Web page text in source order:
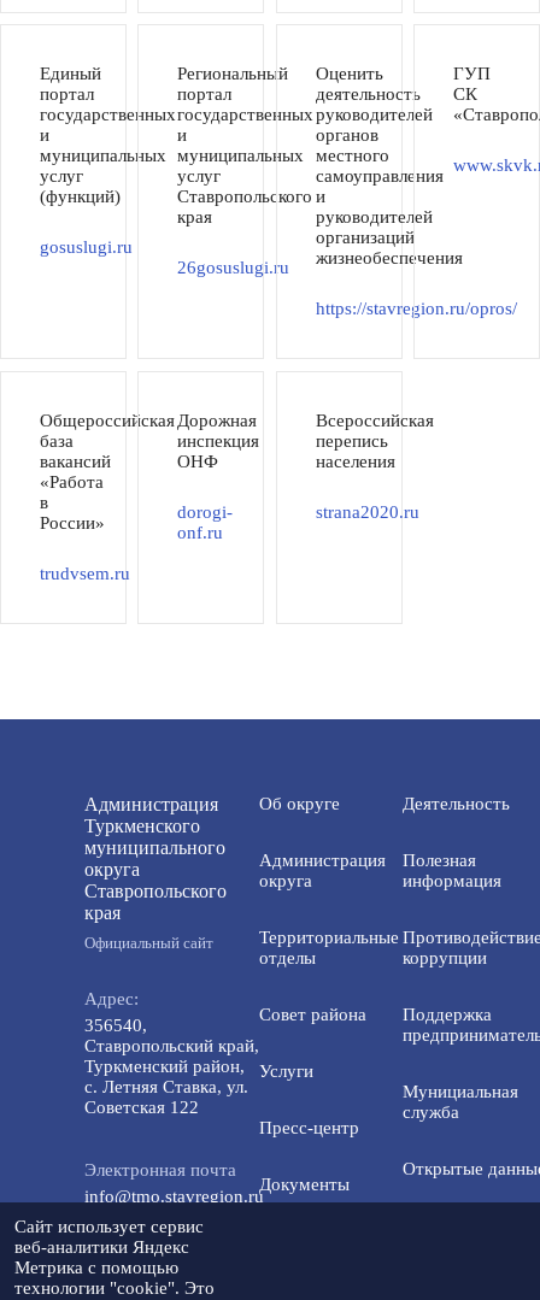
Единый
портал
государственных
и
муниципальных
услуг
(функций)
gosuslugi.ru
Региональный
портал
государственных
и
муниципальных
услуг
Ставропольского
края
26gosuslugi.ru
Оценить
деятельность
руководителей
органов
местного
самоуправления
и
руководителей
организаций
жизнеобеспечения
https://stavregion.ru/opros/
ГУП
СК
Общероссийская
база
вакансий
«Работа
в
России»
trudvsem.ru
Дорожная
инспекция
ОНФ
dorogi-
onf.ru
Всероссийская
перепись
населения
strana2020.ru
Администрация
Туркменского
муниципального
округа
Ставропольского
края
Официальный сайт
Адрес:
356540,
Ставропольский край,
Туркменский район,
с. Летняя Ставка, ул.
Советская 122
Электронная почта
info@tmo.stavregion.ru
Телефон доверия:
8(86565)2-05-01
Об округе
Администрация
округа
Территориальные
отделы
Совет района
Услуги
Пресс-центр
Документы
Деятельность
Полезная
информация
коррупции
Поддержка
Мунициальная
служба
Открытые
Сайт использует сервис
веб-аналитики Яндекс
Метрика с помощью
технологии "cookie". Это